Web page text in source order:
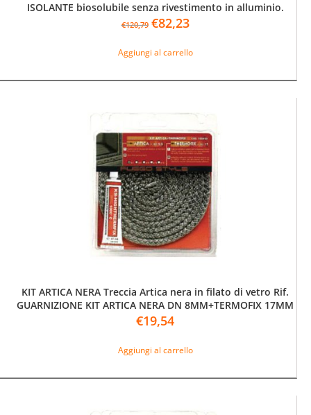
ISOLANTE biosolubile senza rivestimento in alluminio.
€120,79 Il
originale
€120,79.
€82,23Il
attuale
€82,23.
Aggiungi al carrello
KIT ARTICA NERA Treccia Artica nera in filato di vetro Rif.
GUARNIZIONE KIT ARTICA NERA DN 8MM+TERMOFIX 17MM
€19,54
Aggiungi al carrello